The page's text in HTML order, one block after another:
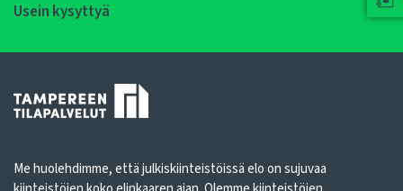
Usein kysyttyä
Me huolehdimme, että julkiskiinteistöissä elo on sujuvaa